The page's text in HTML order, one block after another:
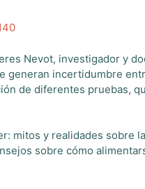
Nevot, investigador y
incertidumbre
de diferentes pruebas,
mitos y realidades sobre
sobre cómo